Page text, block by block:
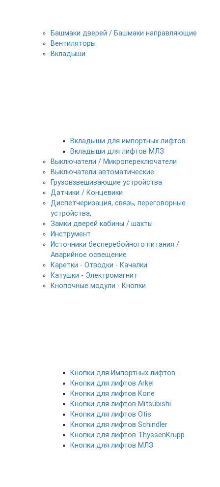
Башмаки дверей / Башмаки направляющие
Вентиляторы
Вкладыши
Вкладыши для импортных лифтов
Вкладыши для лифтов МЛЗ
Выключатели / Микропереключатели
Выключатели автоматические
Грузовзвешивающие устройства
Датчики / Концевики
Диспетчеризация, связь, переговорные
устройства,
Замки дверей кабины / шахты
Инструмент
Источники бесперебойного питания /
Аварийное освещение
Каретки - Отводки - Качалки
Катушки - Электромагнит
Кнопочные модули - Кнопки
Кнопки для Импортных лифтов
Кнопки для лифтов Arkel
Кнопки для лифтов Kone
Кнопки для лифтов Mitsubishi
Кнопки для лифтов Otis
Кнопки для лифтов Schindler
Кнопки для лифтов ThyssenKrupp
Кнопки для лифтов МЛЗ